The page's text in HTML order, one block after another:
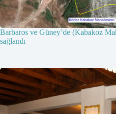
Barbaros ve Güney’de (Kabakoz
sağlandı